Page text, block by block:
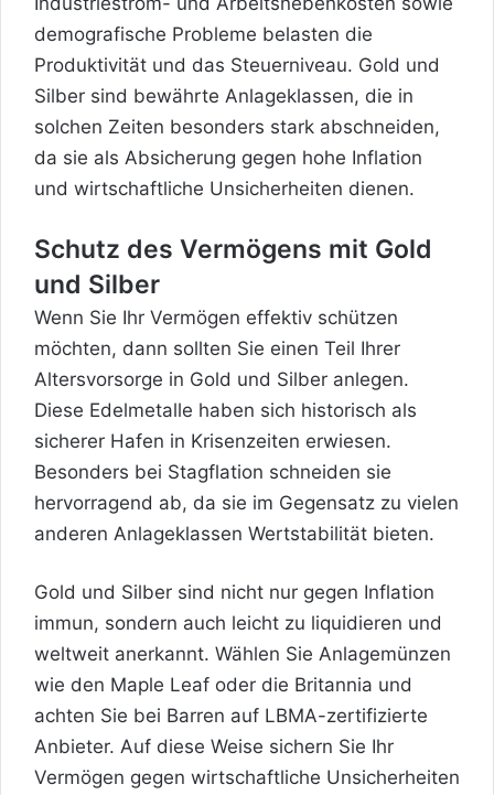
demografische Probleme belasten die
Produktivität und das Steuerniveau. Gold und
Silber sind bewährte Anlageklassen, die in
solchen Zeiten besonders stark abschneiden,
da sie als Absicherung gegen hohe Inflation
und wirtschaftliche Unsicherheiten dienen.
Schutz des Vermögens mit Gold
und Silber
Wenn Sie Ihr Vermögen effektiv schützen
möchten, dann sollten Sie einen Teil Ihrer
Altersvorsorge in Gold und Silber anlegen.
Diese Edelmetalle haben sich historisch als
sicherer Hafen in Krisenzeiten erwiesen.
Besonders bei Stagflation schneiden sie
hervorragend ab, da sie im Gegensatz zu vielen
anderen Anlageklassen Wertstabilität bieten.
Gold und Silber sind nicht nur gegen Inflation
immun, sondern auch leicht zu liquidieren und
weltweit anerkannt. Wählen Sie Anlagemünzen
wie den Maple Leaf oder die Britannia und
achten Sie bei Barren auf LBMA-zertifizierte
Anbieter. Auf diese Weise sichern Sie Ihr
Vermögen gegen wirtschaftliche Unsicherheiten